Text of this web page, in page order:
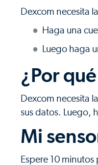
Dexcom necesita
Haga una
Luego haga
¿Por
Dexcom necesita
sus datos. Luego,
Mi
Espere 10